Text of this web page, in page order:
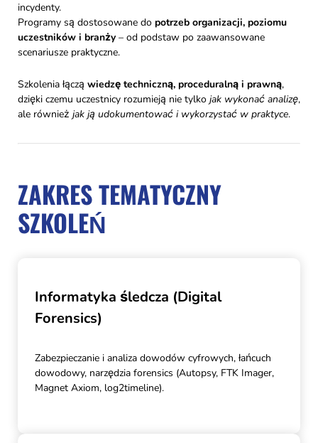
incydenty.
Programy są dostosowane do potrzeb organizacji, poziomu
uczestników i branży – od podstaw po zaawansowane
scenariusze praktyczne.
Szkolenia łączą wiedzę techniczną, proceduralną i prawną,
dzięki czemu uczestnicy rozumieją nie tylko jak wykonać analizę,
ale również jak ją udokumentować i wykorzystać w praktyce.
ZAKRES TEMATYCZNY
SZKOLEŃ
Informatyka śledcza (Digital
Forensics)
Zabezpieczanie i analiza dowodów cyfrowych, łańcuch
dowodowy, narzędzia forensics (Autopsy, FTK Imager,
Magnet Axiom, log2timeline).